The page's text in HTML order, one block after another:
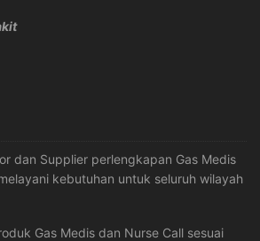
dan Supplier perlengkapan Gas Medis
kebutuhan untuk seluruh wilayah
Gas Medis dan Nurse Call sesuai